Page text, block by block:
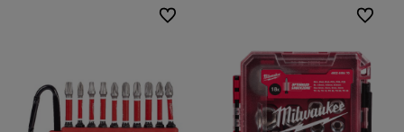
Do ulubionych
Do ulubionych Do
Do